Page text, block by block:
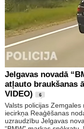
Jelgavas novadā
atļauto braukšanas
VIDEO)
6
Valsts policijas
iecirkņa Reaģēšanas
uzraudzību Jelgavas